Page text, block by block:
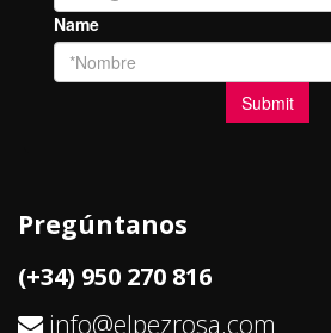
Pregúntanos
(+34) 950 270 816
info@elpezrosa.com